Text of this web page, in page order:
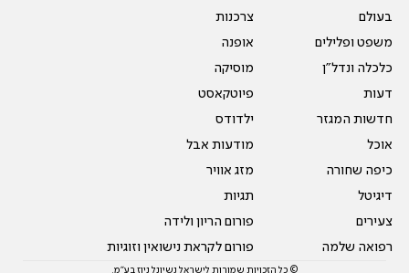
בעולם
משפט ופלילים
כלכלה ונדל"ן
דעות
חדשות המגזר
אוכל
כיפה שחורה
דיגיטל
צעירים
רפואה שלמה
צרכנות
אופנה
מוסיקה
פיוטקאסט
ילדודס
מודעות אבל
מזג אוויר
תגיות
פורום הריון ולידה
פורום לקראת נישואין וזוגיות
© כל הזכויות שמורות לישראל נשיונל ניוז בע"מ.